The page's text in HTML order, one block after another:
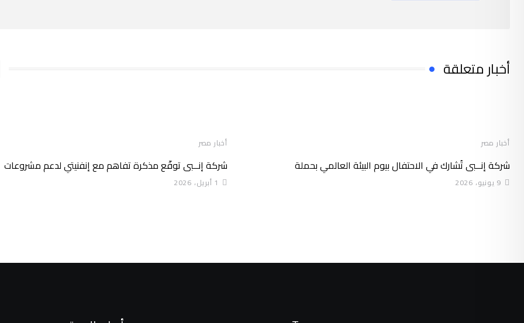
أخبار متعلقة
أخبار مصر
شركة إنــبى تُشارك في الاحتفال بيوم البيئة العالمي بحملة
9 يونيو، 2026
أخبار مصر
شركة إنــبى توقّع مذكرة تفاهم مع إنفنيتي لدعم مشروعات
1 أبريل، 2026